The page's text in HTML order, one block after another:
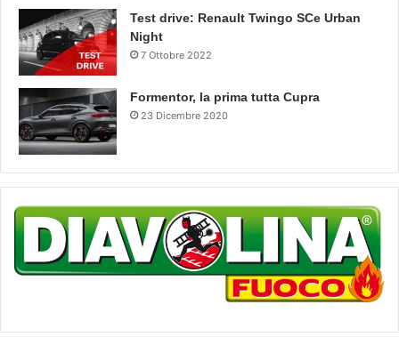
Test drive: Renault Twingo SCe Urban
Night
7 Ottobre 2022
Formentor, la prima tutta Cupra
23 Dicembre 2020